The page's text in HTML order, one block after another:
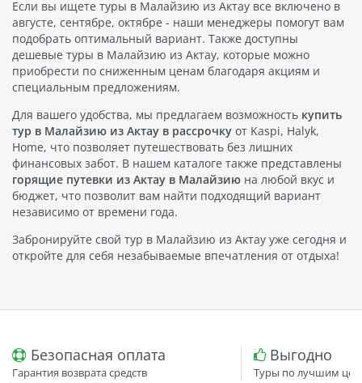
Если вы ищете туры в Малайзию из Актау все включено в
августе, сентябре, октябре - наши менеджеры помогут вам
подобрать оптимальный вариант. Также доступны
дешевые туры в Малайзию из Актау, которые можно
приобрести по сниженным ценам благодаря акциям и
специальным предложениям.
Для вашего удобства, мы предлагаем возможность купить
тур в Малайзию из Актау в рассрочку от Kaspi, Halyk,
Home, что позволяет путешествовать без лишних
финансовых забот. В нашем каталоге также представлены
горящие путевки из Актау в Малайзию на любой вкус и
бюджет, что позволит вам найти подходящий вариант
независимо от времени года.
Забронируйте свой тур в Малайзию из Актау уже сегодня и
откройте для себя незабываемые впечатления от отдыха!
Безопасная оплата
Гарантия возврата средств
Выгодно
Туры по лучшим